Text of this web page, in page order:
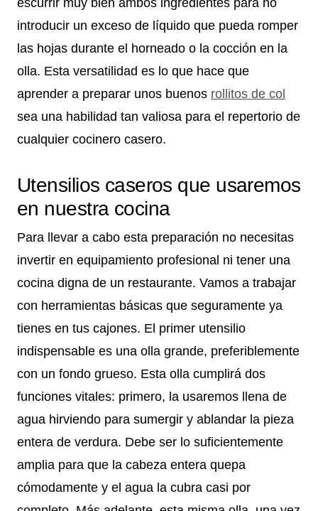
introducir un exceso de líquido que pueda romper
las hojas durante el horneado o la cocción en la
olla. Esta versatilidad es lo que hace que
aprender a preparar unos buenos rollitos de col
sea una habilidad tan valiosa para el repertorio de
cualquier cocinero casero.
Utensilios caseros que usaremos
en nuestra cocina
Para llevar a cabo esta preparación no necesitas
invertir en equipamiento profesional ni tener una
cocina digna de un restaurante. Vamos a trabajar
con herramientas básicas que seguramente ya
tienes en tus cajones. El primer utensilio
indispensable es una olla grande, preferiblemente
con un fondo grueso. Esta olla cumplirá dos
funciones vitales: primero, la usaremos llena de
agua hirviendo para sumergir y ablandar la pieza
entera de verdura. Debe ser lo suficientemente
amplia para que la cabeza entera quepa
cómodamente y el agua la cubra casi por